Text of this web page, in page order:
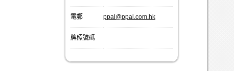
電郵 ppal@ppal.com.hk
牌照號碼